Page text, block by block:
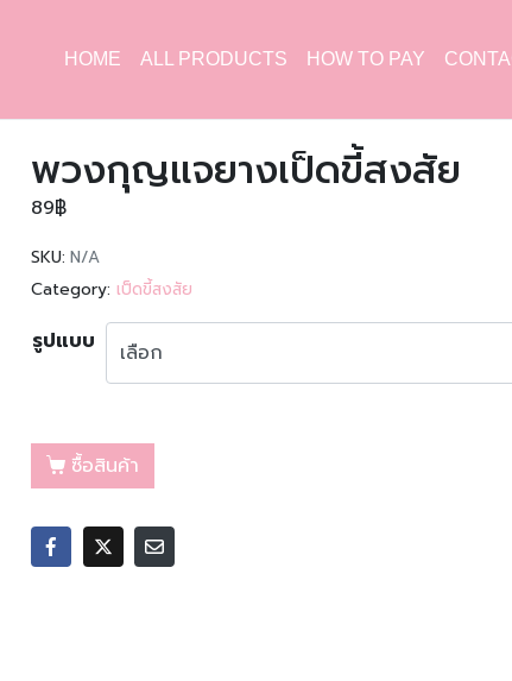
HOME ALL PRODUCTS HOW TO PAY
พวงกุญแจยางเป็ดขี้สงสัย
89฿
SKU: N/A
Category: เป็ดขี้สงสัย
รูปแบบ
ซื้อสินค้า